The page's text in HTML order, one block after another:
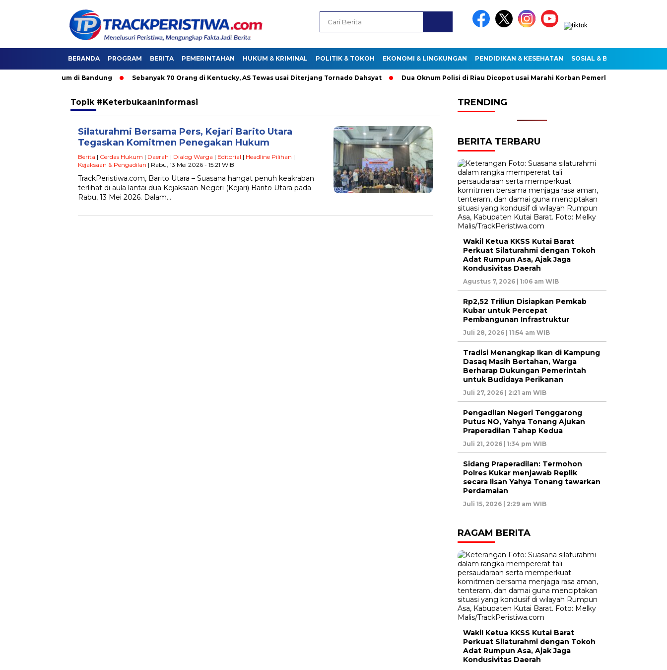
BERANDA PROGRAM BERITA PEMERINTAHAN HUKUM & KRIMINAL POLITIK & TOKOH EKONOMI & LINGKUNGAN PENDIDIKAN & KESEHATAN SOSIAL & BUDAYA
Umum di Bandung Sebanyak 70 Orang di Kentucky, AS Tewas usai Diterjang Tornado Dahsyat Dua Oknum Polisi di Riau Dicopot usai Marahi Korban Pemerkosaan
Topik #KeterbukaanInformasi
Silaturahmi Bersama Pers, Kejari Barito Utara
Tegaskan Komitmen Penegakan Hukum
Berita | Cerdas Hukum | Daerah | Dialog Warga | Editorial | Headline Pilihan |
Kejaksaan & Pengadilan | Rabu, 13 Mei 2026 - 15:21 WIB
TrackPeristiwa.com, Barito Utara – Suasana hangat penuh keakraban
terlihat di aula lantai dua Kejaksaan Negeri (Kejari) Barito Utara pada
Rabu, 13 Mei 2026. Dalam…
TRENDING
BERITA TERBARU
Wakil Ketua KKSS Kutai Barat
Perkuat Silaturahmi dengan Tokoh
Adat Rumpun Asa, Ajak Jaga
Kondusivitas Daerah
Agustus 7, 2026 | 1:06 am WIB
Rp2,52 Triliun Disiapkan Pemkab
Kubar untuk Percepat
Pembangunan Infrastruktur
Juli 28, 2026 | 11:54 am WIB
Tradisi Menangkap Ikan di Kampung
Dasaq Masih Bertahan, Warga
Berharap Dukungan Pemerintah
untuk Budidaya Perikanan
Juli 27, 2026 | 2:21 am WIB
Pengadilan Negeri Tenggarong
Putus NO, Yahya Tonang Ajukan
Praperadilan Tahap Kedua
Juli 21, 2026 | 1:34 pm WIB
Sidang Praperadilan: Termohon
Polres Kukar menjawab Replik
secara lisan Yahya Tonang tawarkan
Perdamaian
Juli 15, 2026 | 2:29 am WIB
RAGAM BERITA
Wakil Ketua KKSS Kutai Barat
Perkuat Silaturahmi dengan Tokoh
Adat Rumpun Asa, Ajak Jaga
Kondusivitas Daerah